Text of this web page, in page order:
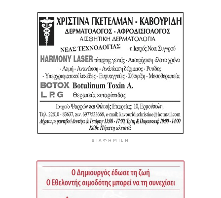
ΔΙΑΦΉΜΙΣΗ